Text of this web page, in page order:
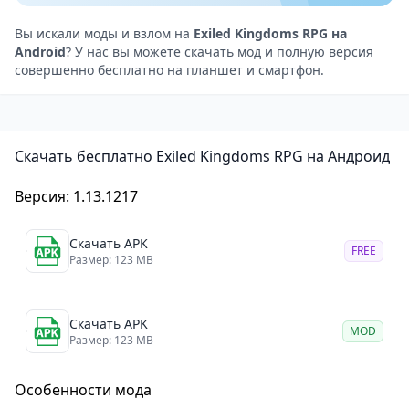
детализированными моделями персонажей и
окружения. Мир игры выглядит реалистично и
атмосферно, что добавляет глубины и интереса к
игровому процессу. Звуковое сопровождение также
ощущение настоящего приключения. Музыкальное
напряжения, подчеркивая важные моменты игры.
Особенности игры Exiled Kingdoms RPG
Глубокая система развития персонажа: Игра
которых имеет свои уникальные способности и
характеристики. Игроки могут развивать своего
Открытый мир: Exiled Kingdoms RPG предлагает
Вы искали моды и взлом на Exiled Kingdoms RPG на
Android? У нас вы можете скачать мод и полную версия
совершенно бесплатно на планшет и смартфон.
Скачать бесплатно Exiled Kingdoms RPG на Андроид
Версия: 1.13.1217
Скачать APK
Размер: 123 MB
FREE
Скачать APK
Размер: 123 MB
MOD
Особенности мода